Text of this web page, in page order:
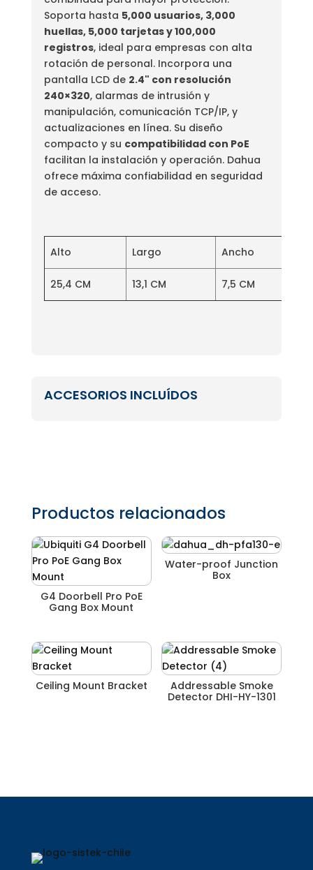
Soporta hasta 5,000 usuarios, 3,000
huellas, 5,000 tarjetas y 100,000
registros, ideal para empresas con alta
rotación de personal. Incorpora una
pantalla LCD de 2.4" con resolución
240×320, alarmas de intrusión y
manipulación, comunicación TCP/IP, y
actualizaciones en línea. Su diseño
compacto y su compatibilidad con PoE
facilitan la instalación y operación. Dahua
ofrece máxima confiabilidad en seguridad
de acceso.
Alto Largo Ancho
25,4 CM 13,1 CM 7,5 CM
ACCESORIOS INCLUÍDOS
Productos relacionados
G4 Doorbell Pro PoE
Gang Box Mount
Water-proof Junction
Box
Ceiling Mount Bracket
Addressable Smoke
Detector DHI-HY-1301